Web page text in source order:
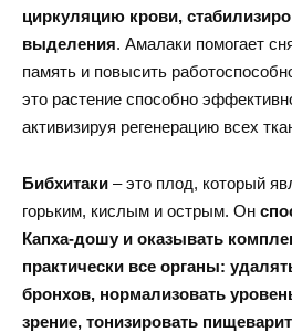
циркуляцию крови,
выделения. Амалаки помогает
память и повысить
это растение способно
активизируя регенерацию всех
Бибхитаки – это плод, который
горьким, кислым и острым. Он
Капха-дошу и оказывать
практически все органы:
бронхов, нормализовать
зрение, тонизировать